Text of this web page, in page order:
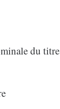
du titre